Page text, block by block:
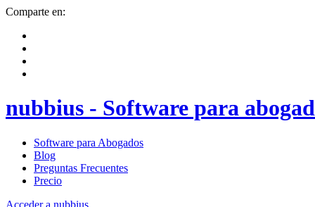
Comparte en:
nubbius - Software para
Software para Abogados
Blog
Preguntas Frecuentes
Precio
Acceder a nubbius